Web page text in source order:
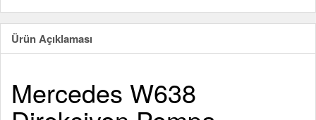
Ürün Açıklaması
Mercedes W638